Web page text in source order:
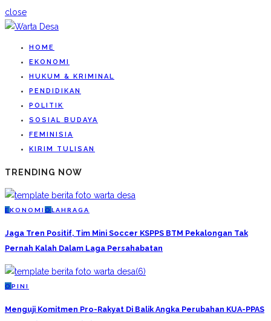
close
HOME
EKONOMI
HUKUM & KRIMINAL
PENDIDIKAN
POLITIK
SOSIAL BUDAYA
FEMINISIA
KIRIM TULISAN
TRENDING NOW
EKONOMI O LAHRAGA
Jaga Tren Positif, Tim Mini Soccer KSPPS BTM Pekalongan Tak
Pernah Kalah Dalam Laga Persahabatan
O PINI
Menguji Komitmen Pro-Rakyat Di Balik Angka Perubahan KUA-PPAS